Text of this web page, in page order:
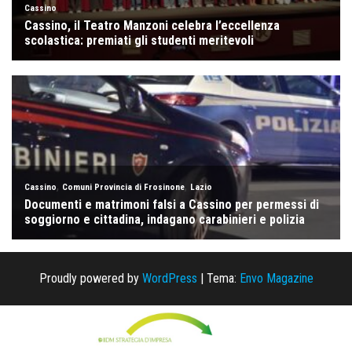
Proudly powered by WordPress | Tema: Envo Magazine